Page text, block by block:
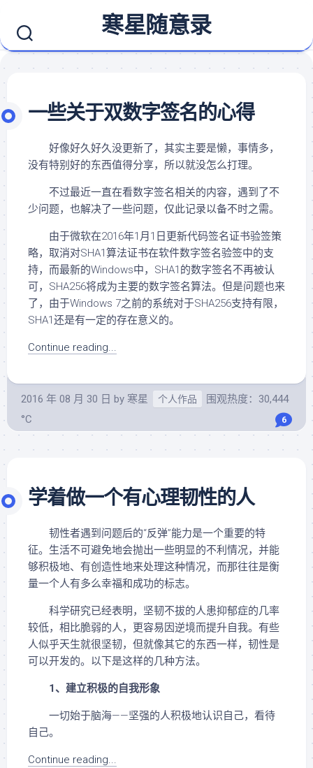
content
寒星随意录
一些关于双数字签名的心得
好像好久好久没更新了，其实主要是懒，事情多，
没有特别好的东西值得分享，所以就没怎么打理。
不过最近一直在看数字签名相关的内容，遇到了不
少问题，也解决了一些问题，仅此记录以备不时之需。
由于微软在2016年1月1日更新代码签名证书验签策
略，取消对SHA1算法证书在软件数字签名验签中的支
持，而最新的Windows中，SHA1的数字签名不再被认
可，SHA256将成为主要的数字签名算法。但是问题也来
了，由于Windows 7之前的系统对于SHA256支持有限，
SHA1还是有一定的存在意义的。
Continue reading...
2016 年 08 月 30 日 by 寒星 个人作品
围观热度：30,444
°C
6
学着做一个有心理韧性的人
韧性者遇到问题后的“反弹”能力是一个重要的特
征。生活不可避免地会抛出一些明显的不利情况，并能
够积极地、有创造性地来处理这种情况，而那往往是衡
量一个人有多么幸福和成功的标志。
科学研究已经表明，坚韧不拔的人患抑郁症的几率
较低，相比脆弱的人，更容易因逆境而提升自我。有些
人似乎天生就很坚韧，但就像其它的东西一样，韧性是
可以开发的。以下是这样的几种方法。
1、建立积极的自我形象
一切始于脑海——坚强的人积极地认识自己，看待
自己。
Continue reading...